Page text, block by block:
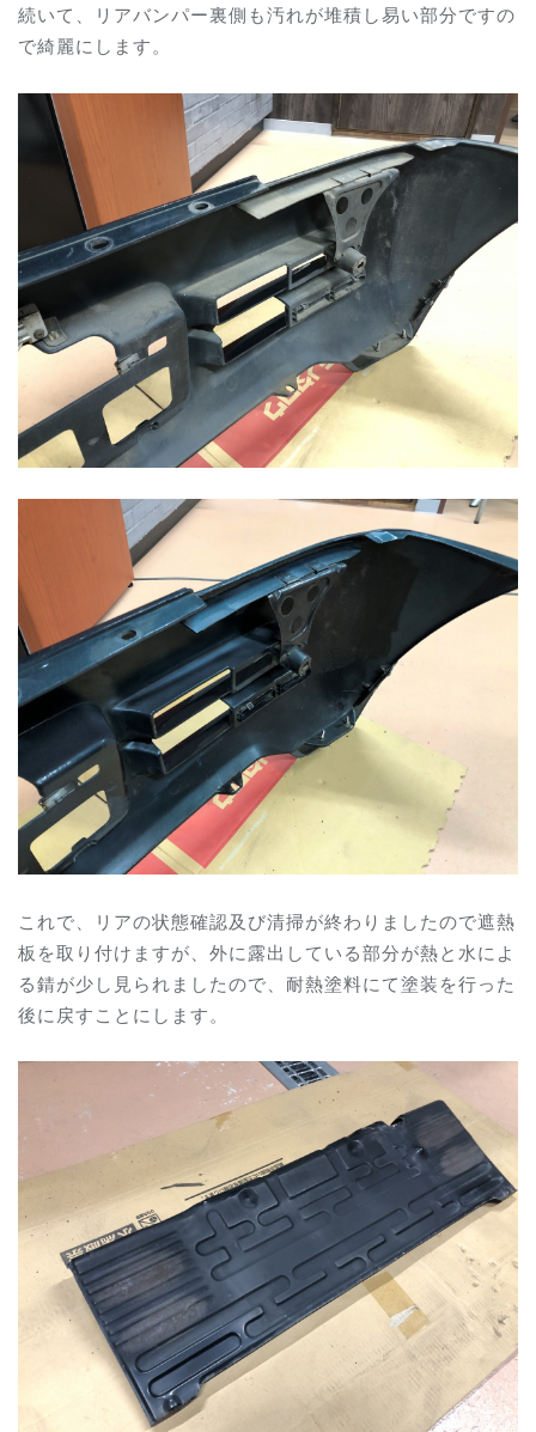
続いて、リアバンパー裏側も汚れが堆積し易い部分ですの
で綺麗にします。
これで、リアの状態確認及び清掃が終わりましたので遮熱
板を取り付けますが、外に露出している部分が熱と水によ
る錆が少し見られましたので、耐熱塗料にて塗装を行った
後に戻すことにします。